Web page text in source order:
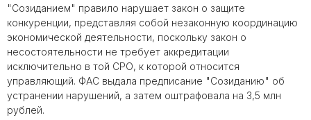
"Созиданием" правило нарушает закон о защите
конкуренции, представляя собой незаконную координацию
экономической деятельности, поскольку закон о
несостоятельности не требует аккредитации
исключительно в той СРО, к которой относится
управляющий. ФАС выдала предписание "Созиданию" об
устранении нарушений, а затем оштрафовала на 3,5 млн
рублей.